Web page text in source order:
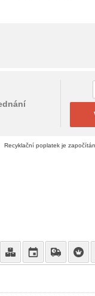
Recyklační poplatek je